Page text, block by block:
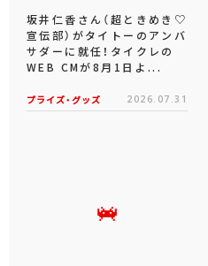
坂井仁香さん（超ときめき♡
宣伝部）がタイトーのアンバ
サダーに就任！タイクレの
WEB CMが8月1日よ...
プライズ・グッズ 2026.07.31